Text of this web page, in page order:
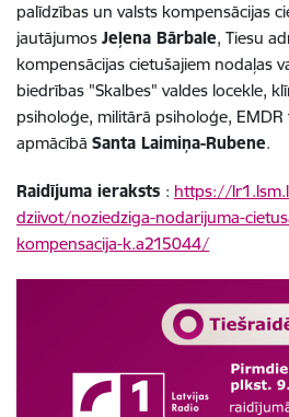
palīdzības un valsts kompensācijas
jautājumos Jeļena Bārbale, Tiesu
kompensācijas cietušajiem nodaļas
biedrības "Skalbes" valdes locekle,
psiholoģe, militārā psiholoģe,
apmācībā Santa Laimiņa-Rubene.
Raidījuma ieraksts : https://
dziivot/noziedziga-nodarijuma-
kompensacija-k.a215044/